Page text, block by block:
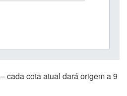
– cada cota atual dará origem a 9